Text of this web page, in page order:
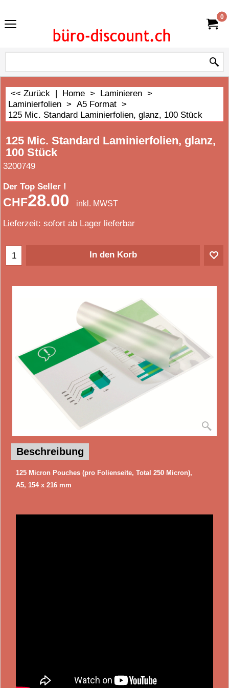
0
<< Zurück | Home > Laminieren >
Laminierfolien > A5 Format >
125 Mic. Standard Laminierfolien, glanz, 100 Stück
125 Mic. Standard Laminierfolien, glanz,
100 Stück
3200749
Der Top Seller !
CHF28.00 inkl. MWST
Lieferzeit: sofort ab Lager lieferbar
In den Korb
Beschreibung
125 Micron Pouches (pro Folienseite, Total 250 Micron),
A5, 154 x 216 mm